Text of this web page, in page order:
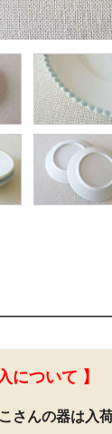
について 】
さんの器は入